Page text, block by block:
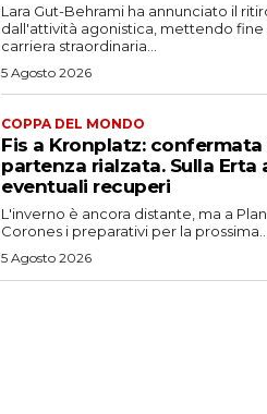
Lara Gut-Behrami ha annunciato il
dall'attività agonistica, mettendo fine
carriera straordinaria...
5 Agosto 2026
COPPA DEL MONDO
Fis a Kronplatz: confermata
partenza rialzata. Sulla Erta
eventuali recuperi
L'inverno è ancora distante, ma a
Corones i preparativi per la prossima...
5 Agosto 2026